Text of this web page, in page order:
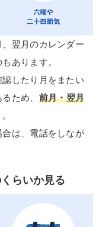
翌月のカレンダー
あります。
したり月をまたい
ため、 前月・翌月
は、電話をしなが
らいか見る